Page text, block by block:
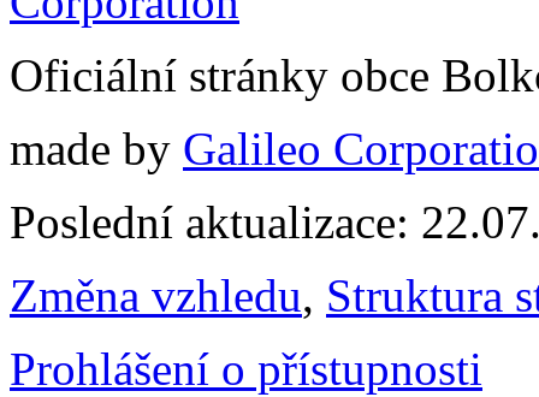
Oficiální stránky obce
made by Galileo
Poslední aktualizace:
Změna vzhledu, Struktura
Prohlášení o přístupnosti